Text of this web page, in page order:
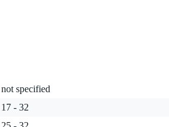
not specified
17 - 32